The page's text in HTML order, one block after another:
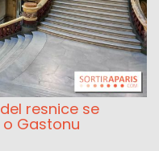
resnice se
Gastonu